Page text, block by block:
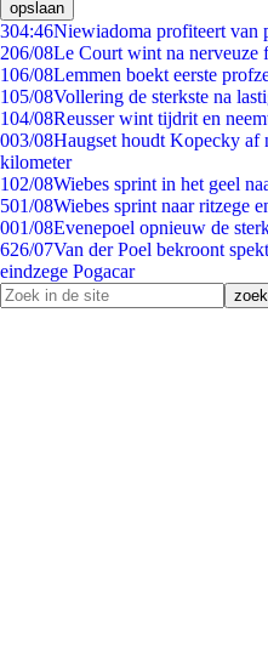
opslaan
304:46Niewiadoma profiteert van
206/08Le Court wint na nerveuze
106/08Lemmen boekt eerste
105/08Vollering de sterkste na
104/08Reusser wint tijdrit en
003/08Haugset houdt Kopecky af
kilometer
102/08Wiebes sprint in het geel
501/08Wiebes sprint naar ritzege
001/08Evenepoel opnieuw de
626/07Van der Poel bekroont
eindzege Pogacar